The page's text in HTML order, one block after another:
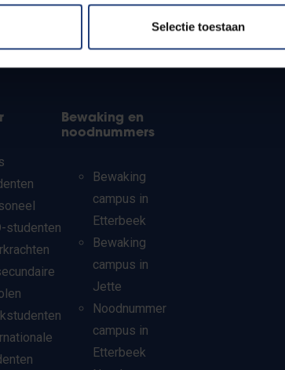
Selectie toestaan
studenten
Bewaking en
noodnummers
Bewaking
campus in
Etterbeek
Bewaking
campus in
Jette
Noodnummer
campus in
Etterbeek